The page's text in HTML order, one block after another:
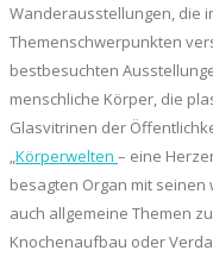
Wanderausstellungen, die
Themenschwerpunkten
bestbesuchten
menschliche Körper, die
Glasvitrinen der
„Körperwelten – eine
besagten Organ mit
auch allgemeine Themen
Knochenaufbau oder